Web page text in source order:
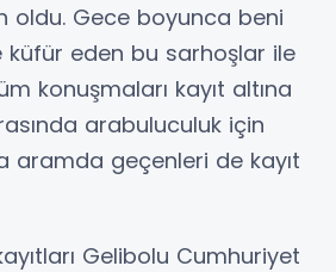
oldu. Gece boyunca beni
eden bu sarhoşlar ile
konuşmaları kayıt altına
arabuluculuk için
aramda geçenleri de kayıt
Gelibolu Cumhuriyet